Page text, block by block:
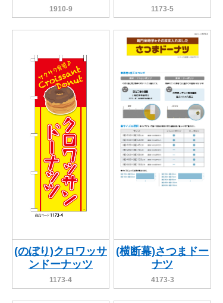
1910-9 1173-5
(のぼり)クロワッサ
ンドーナッツ
1173-4
(横断幕)さつまドー
ナツ
4173-3